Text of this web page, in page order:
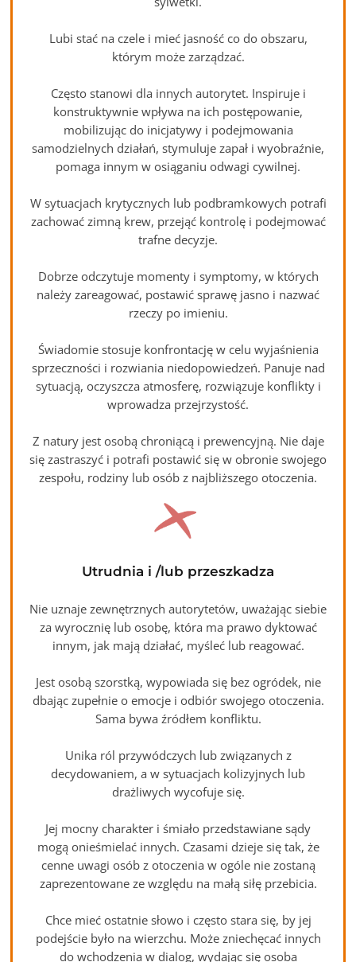
Lubi stać na czele i mieć jasność co do obszaru,
którym może zarządzać.
Często stanowi dla innych autorytet. Inspiruje i
konstruktywnie wpływa na ich postępowanie,
mobilizując do inicjatywy i podejmowania
samodzielnych działań, stymuluje zapał i wyobraźnie,
pomaga innym w osiąganiu odwagi cywilnej.
W sytuacjach krytycznych lub podbramkowych potrafi
zachować zimną krew, przejąć kontrolę i podejmować
trafne decyzje.
Dobrze odczytuje momenty i symptomy, w których
należy zareagować, postawić sprawę jasno i nazwać
rzeczy po imieniu.
Świadomie stosuje konfrontację w celu wyjaśnienia
sprzeczności i rozwiania niedopowiedzeń. Panuje nad
sytuacją, oczyszcza atmosferę, rozwiązuje konflikty i
wprowadza przejrzystość.
Z natury jest osobą chroniącą i prewencyjną. Nie daje
się zastraszyć i potrafi postawić się w obronie swojego
zespołu, rodziny lub osób z najbliższego otoczenia.
Utrudnia i /lub przeszkadza
Nie uznaje zewnętrznych autorytetów, uważając siebie
za wyrocznię lub osobę, która ma prawo dyktować
innym, jak mają działać, myśleć lub reagować.
Jest osobą szorstką, wypowiada się bez ogródek, nie
dbając zupełnie o emocje i odbiór swojego otoczenia.
Sama bywa źródłem konfliktu.
Unika ról przywódczych lub związanych z
decydowaniem, a w sytuacjach kolizyjnych lub
drażliwych wycofuje się.
Jej mocny charakter i śmiało przedstawiane sądy
mogą onieśmielać innych. Czasami dzieje się tak, że
cenne uwagi osób z otoczenia w ogóle nie zostaną
zaprezentowane ze względu na małą siłę przebicia.
Chce mieć ostatnie słowo i często stara się, by jej
podejście było na wierzchu. Może zniechęcać innych
do wchodzenia w dialog, wydając się osoba